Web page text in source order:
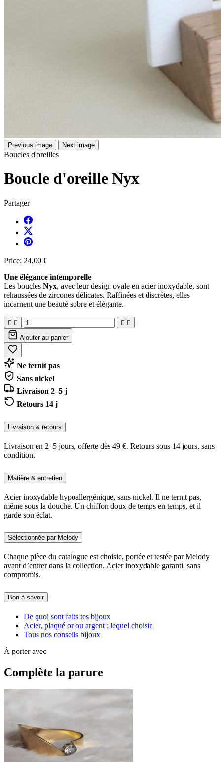
Previous image Next image
Boucles d'oreilles
Boucle d'oreille Nyx
Partager
Price: 24,00 €
Une élégance intemporelle
Les boucles Nyx, avec leur design ovale en acier inoxydable, sont
rehaussées de zircones délicates. Raffinées et discrètes, elles
incarnent une beauté sobre et élégante.
   
Ajouter au panier
Ne ternit pas
Sans nickel
Livraison 2–5 j
Retours 14 j
Livraison & retours
Livraison en 2–5 jours, offerte dès 49 €. Retours sous 14 jours, sans
condition.
Matière & entretien
Acier inoxydable hypoallergénique, sans nickel. Il ne ternit pas,
même sous la douche. Un chiffon doux de temps en temps, et il
garde son éclat.
Sélectionnée par Melody
Chaque pièce du catalogue est choisie, portée et testée par Melody
avant d’entrer dans la collection. Acier inoxydable garanti, sans
compromis.
Bon à savoir
De quoi sont faits tes bijoux
Acier, plaqué or ou argent : lequel choisir
Tous nos conseils bijoux
À porter avec
Complète la parure